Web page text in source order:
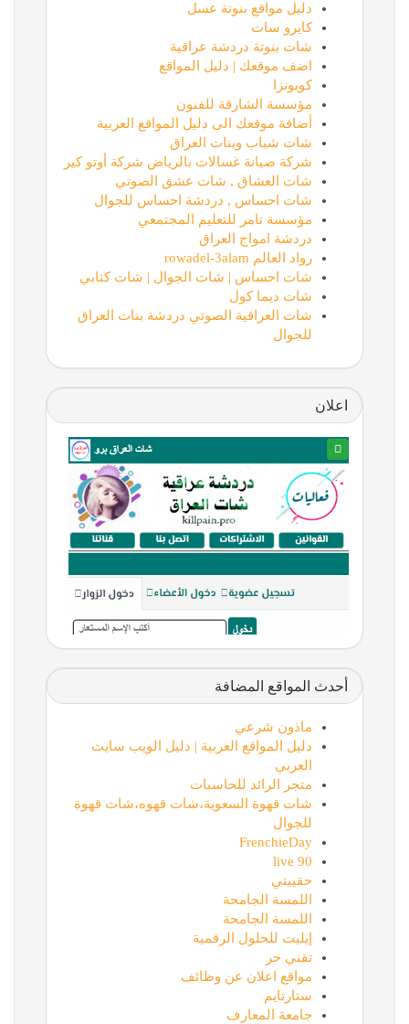
دليل مواقع بنوتة عسل
كايرو سات
شات بنوتة دردشة عراقية
اضف موقعك | دليل المواقع
كوبونزا
مؤسسة الشارقة للفنون
أضافة موقعك الى دليل المواقع العربية
شات شباب وبنات العراق
شركة صيانة غسالات بالرياض شركة أوتو كير
شات العشاق , شات عشق الصوتي
شات احساس , دردشة احساس للجوال
مؤسسة تامر للتعليم المجتمعي
دردشة امواج العراق
رواد العالم rowadel-3alam
شات احساس | شات الجوال | شات كتابي
شات ديما كول
شات العراقية الصوتي دردشة بنات العراق
للجوال
اعلان
أحدث المواقع المضافة
ماذون شرعي
دليل المواقع العربية | دليل الويب سايت
العربي
متجر الرائد للحاسبات
شات قهوة السعوية،شات قهوه،شات قهوة
للجوال
FrenchieDay
90 live
حقيبتي
اللمسة الجامحة
اللمسة الجامحة
إيليت للحلول الرقمية
تقني حر
مواقع اعلان عن وظائف
ستارتايم
جامعة المعارف